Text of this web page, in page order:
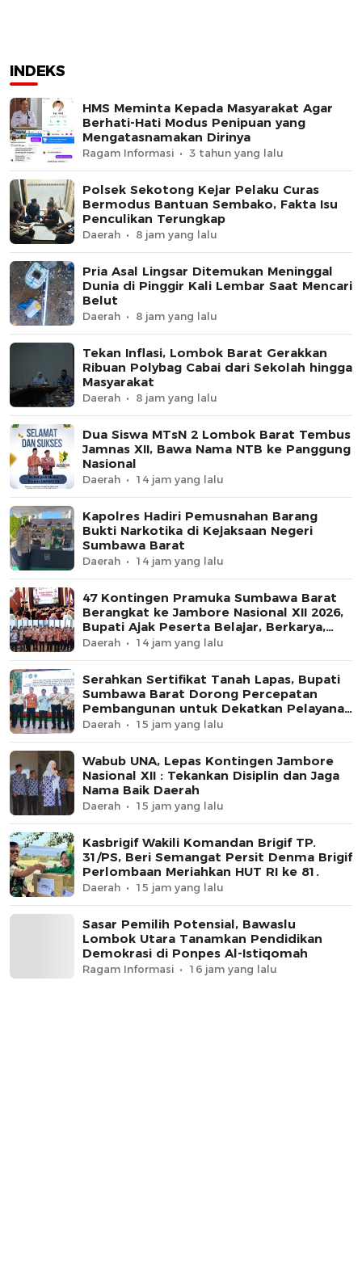
INDEKS
HMS Meminta Kepada Masyarakat Agar
Berhati-Hati Modus Penipuan yang
Mengatasnamakan Dirinya
Ragam Informasi 3 tahun yang lalu
Polsek Sekotong Kejar Pelaku Curas
Bermodus Bantuan Sembako, Fakta Isu
Penculikan Terungkap
Daerah 8 jam yang lalu
Pria Asal Lingsar Ditemukan Meninggal
Dunia di Pinggir Kali Lembar Saat Mencari
Belut
Daerah 8 jam yang lalu
Tekan Inflasi, Lombok Barat Gerakkan
Ribuan Polybag Cabai dari Sekolah hingga
Masyarakat
Daerah 8 jam yang lalu
Dua Siswa MTsN 2 Lombok Barat Tembus
Jamnas XII, Bawa Nama NTB ke Panggung
Nasional
Daerah 14 jam yang lalu
Kapolres Hadiri Pemusnahan Barang
Bukti Narkotika di Kejaksaan Negeri
Sumbawa Barat
Daerah 14 jam yang lalu
47 Kontingen Pramuka Sumbawa Barat
Berangkat ke Jambore Nasional XII 2026,
Bupati Ajak Peserta Belajar, Berkarya,
dan Harumkan Nama Daerah
Daerah 14 jam yang lalu
Serahkan Sertifikat Tanah Lapas, Bupati
Sumbawa Barat Dorong Percepatan
Pembangunan untuk Dekatkan Pelayanan
Pemasyarakatan
Daerah 15 jam yang lalu
Wabub UNA, Lepas Kontingen Jambore
Nasional XII : Tekankan Disiplin dan Jaga
Nama Baik Daerah
Daerah 15 jam yang lalu
Kasbrigif Wakili Komandan Brigif TP.
31/PS, Beri Semangat Persit Denma Brigif
Perlombaan Meriahkan HUT RI ke 81.
Daerah 15 jam yang lalu
Sasar Pemilih Potensial, Bawaslu
Lombok Utara Tanamkan Pendidikan
Demokrasi di Ponpes Al-Istiqomah
Ragam Informasi 16 jam yang lalu